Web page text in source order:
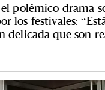
el polémico drama
los festivales:
delicada que son